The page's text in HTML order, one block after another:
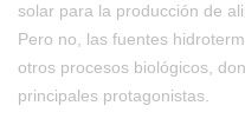
solar para la producción de
Pero no, las fuentes
otros procesos biológicos,
principales protagonistas.